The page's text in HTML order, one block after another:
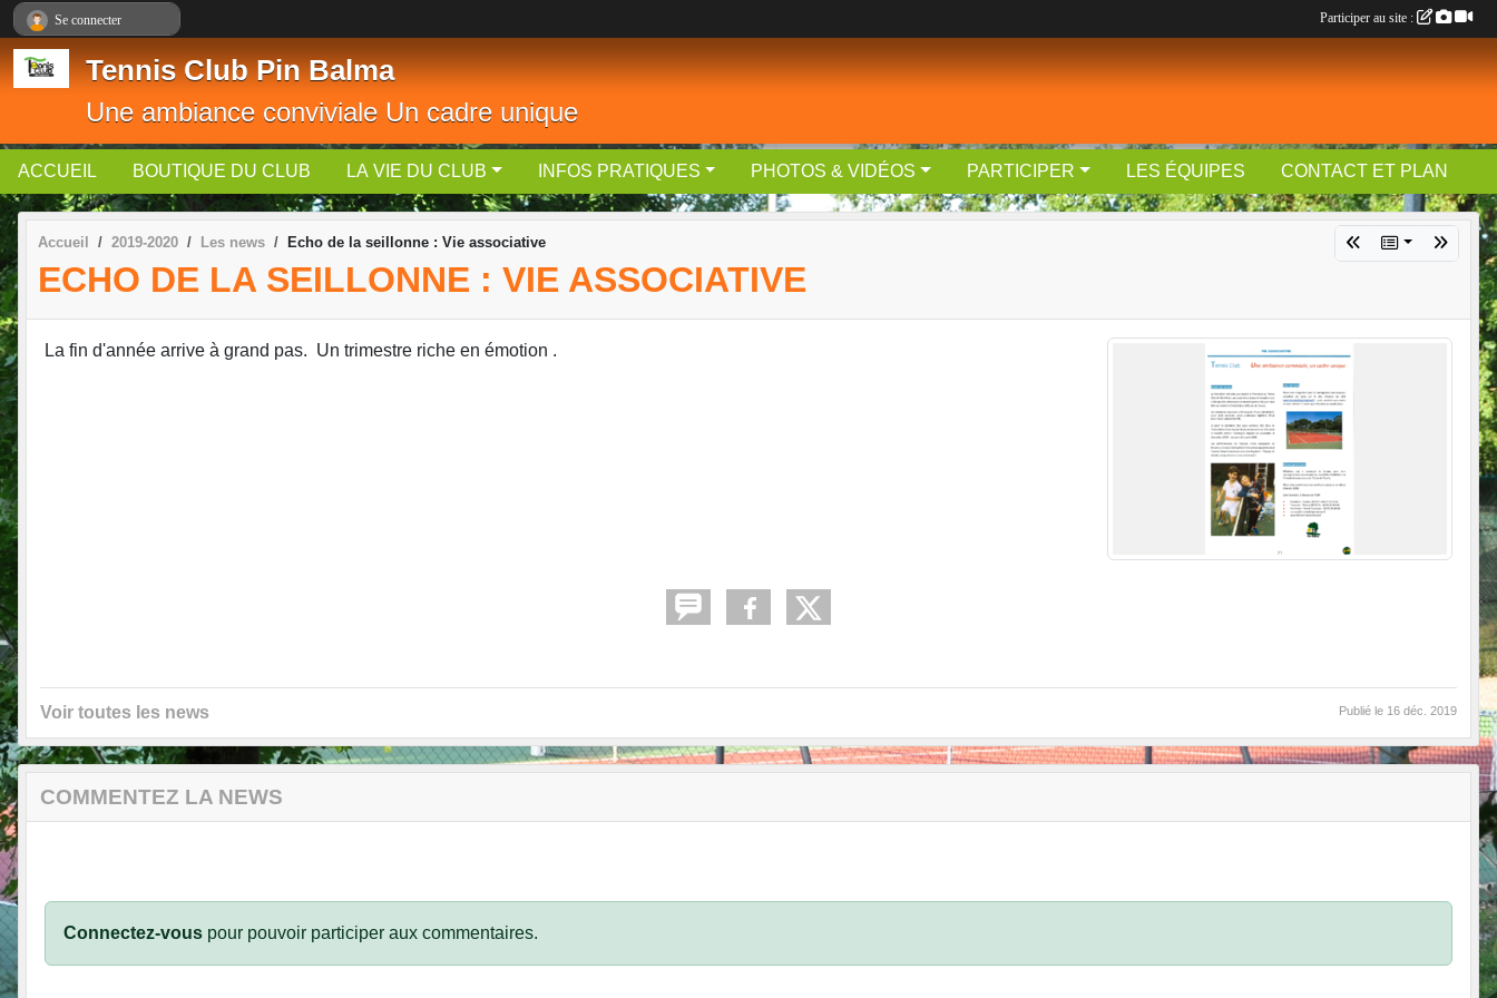
Tennis Club Pin Balma
Une ambiance conviviale Un cadre unique
ACCUEIL BOUTIQUE DU CLUB LA VIE DU CLUB INFOS PRATIQUES PHOTOS & VIDÉOS PARTICIPER LES ÉQUIPES CONTACT ET PLAN
Accueil 2019-2020 Les news Echo de la seillonne : Vie associative
ECHO DE LA SEILLONNE : VIE ASSOCIATIVE
La fin d'année arrive à grand pas. Un trimestre riche en émotion .
Voir toutes les news Publié le 16 déc. 2019
COMMENTEZ LA NEWS
Connectez-vous pour pouvoir participer aux commentaires.
Se connecter Participer au site :
Panneau de gestion des cookies